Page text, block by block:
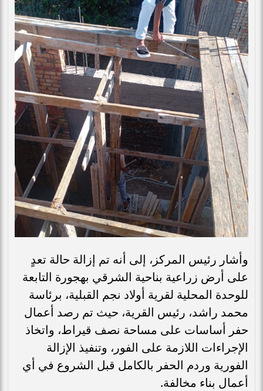
وأشار رئيس المركز، إلى أنه تم إزالة حالة تعدٍ
على أرض زراعية بناحية الشرقي بهجورة التابعة
للوحدة المحلية لقرية أولاد نجم القبلية، برئاسة
محمد راشد، رئيس القرية، حيث تم رصد أعمال
حفر أساسات على مساحة نصف قيراط، واتخاذ
الإجراءات اللازمة على الفور، وتنفيذ الإزالة
الفورية وردم الحفر بالكامل قبل الشروع في أي
أعمال بناء مخالفة.